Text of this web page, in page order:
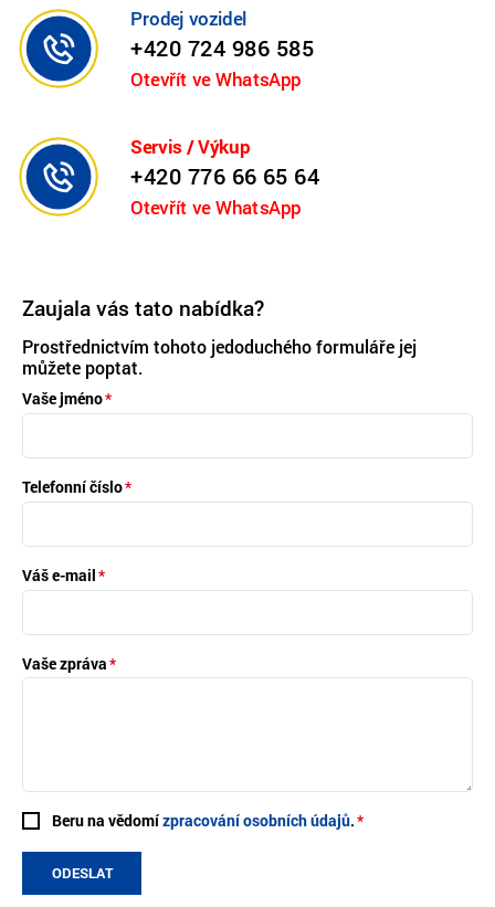
Prodej vozidel
+420 724 986 585
Otevřít ve WhatsApp
Servis / Výkup
+420 776 66 65 64
Otevřít ve WhatsApp
Zaujala vás tato nabídka?
Prostřednictvím tohoto jedoduchého formuláře jej
můžete poptat.
Vaše jméno
Telefonní číslo
Váš e-mail
Vaše zpráva
Beru na vědomízpracování osobních údajů.
ODESLAT